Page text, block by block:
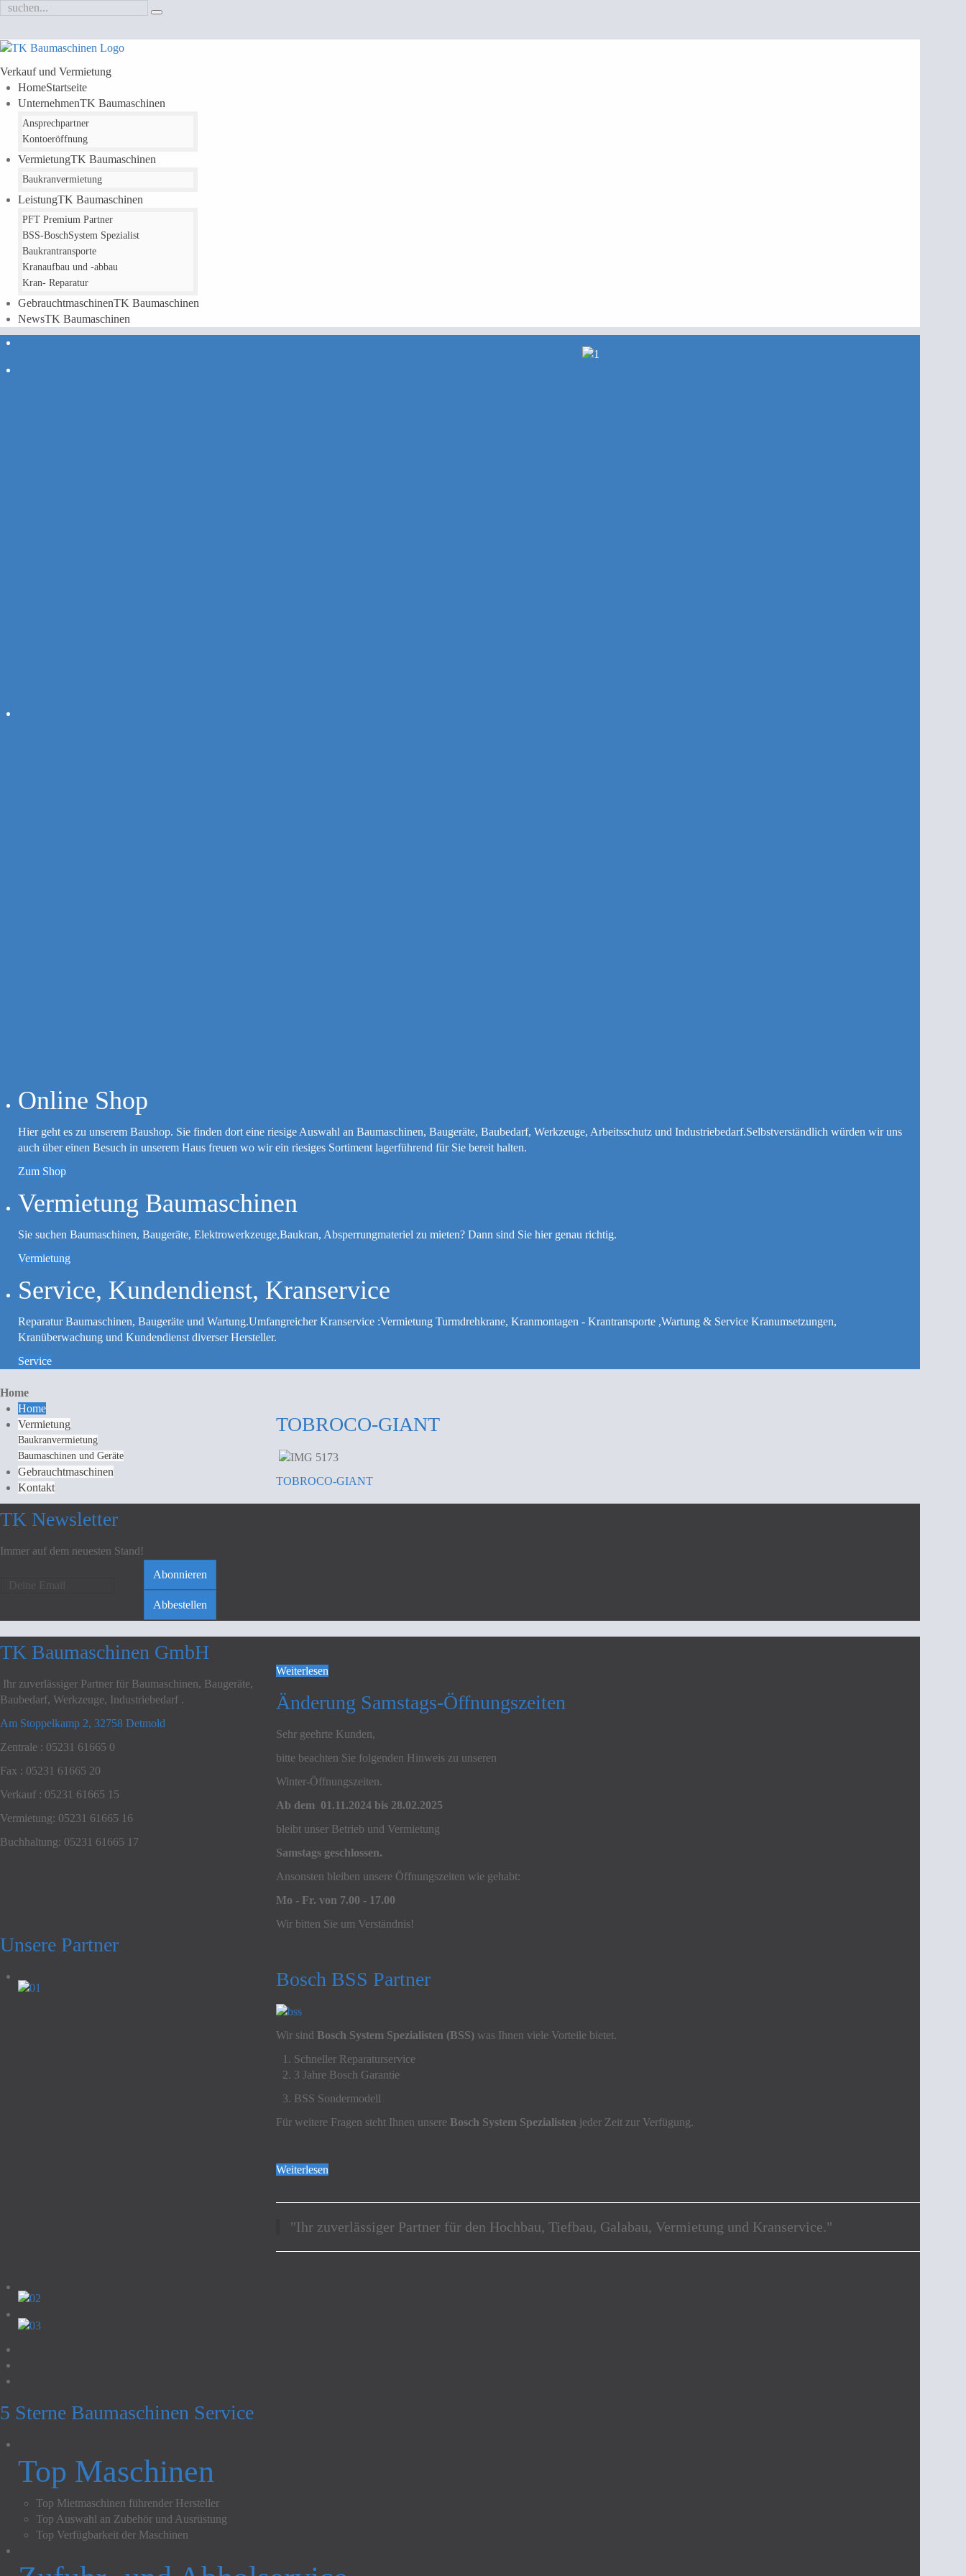
Verkauf und Vermietung
HomeStartseite
UnternehmenTK Baumaschinen
Ansprechpartner
Kontoeröffnung
VermietungTK Baumaschinen
Baukranvermietung
LeistungTK Baumaschinen
PFT Premium Partner
BSS-BoschSystem Spezialist
Baukrantransporte
Kranaufbau und -abbau
Kran- Reparatur
GebrauchtmaschinenTK Baumaschinen
NewsTK Baumaschinen
Online Shop
Hier geht es zu unserem Baushop. Sie finden dort eine riesige Auswahl an Baumaschinen, Baugeräte, Baubedarf, Werkzeuge, Arbeitsschutz und Industriebedarf.Selbstverständlich würden wir uns
auch über einen Besuch in unserem Haus freuen wo wir ein riesiges Sortiment lagerführend für Sie bereit halten.
Zum Shop
Vermietung Baumaschinen
Sie suchen Baumaschinen, Baugeräte, Elektrowerkzeuge,Baukran, Absperrungmateriel zu mieten? Dann sind Sie hier genau richtig.
Vermietung
Service, Kundendienst, Kranservice
Reparatur Baumaschinen, Baugeräte und Wartung.Umfangreicher Kranservice :Vermietung Turmdrehkrane, Kranmontagen - Krantransporte ,Wartung & Service Kranumsetzungen,
Kranüberwachung und Kundendienst diverser Hersteller.
Service
Home
TOBROCO-GIANT
TOBROCO-GIANT
Weiterlesen
Änderung Samstags-Öffnungszeiten
Sehr geehrte Kunden,
bitte beachten Sie folgenden Hinweis zu unseren
Winter-Öffnungszeiten.
Ab dem 01.11.2024 bis 28.02.2025
bleibt unser Betrieb und Vermietung
Samstags geschlossen.
Ansonsten bleiben unsere Öffnungszeiten wie gehabt:
Mo - Fr. von 7.00 - 17.00
Wir bitten Sie um Verständnis!
Bosch BSS Partner
Wir sind Bosch System Spezialisten (BSS) was Ihnen viele Vorteile bietet.
Schneller Reparaturservice
3 Jahre Bosch Garantie
BSS Sondermodell
Für weitere Fragen steht Ihnen unsere Bosch System Spezialisten jeder Zeit zur Verfügung.
Weiterlesen
"Ihr zuverlässiger Partner für den Hochbau, Tiefbau, Galabau, Vermietung und Kranservice."
Home
Vermietung
Baukranvermietung
Baumaschinen und Geräte
Gebrauchtmaschinen
Kontakt
TK Newsletter
Immer auf dem neuesten Stand!
TK Baumaschinen GmbH
Ihr zuverlässiger Partner für Baumaschinen, Baugeräte,
Baubedarf, Werkzeuge, Industriebedarf .
Am Stoppelkamp 2, 32758 Detmold
Zentrale : 05231 61665 0
Fax : 05231 61665 20
Verkauf : 05231 61665 15
Vermietung: 05231 61665 16
Buchhaltung: 05231 61665 17
Unsere Partner
5 Sterne Baumaschinen Service
Top Maschinen
Top Mietmaschinen führender Hersteller
Top Auswahl an Zubehör und Ausrüstung
Top Verfügbarkeit der Maschinen